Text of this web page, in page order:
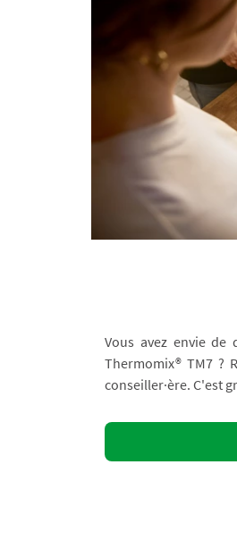
Vous avez envie de
Thermomix® TM7 ?
conseiller·ère. C'est